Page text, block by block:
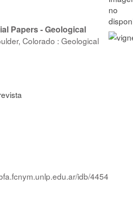
Papers - Geological
Colorado : Geological
idb/4454